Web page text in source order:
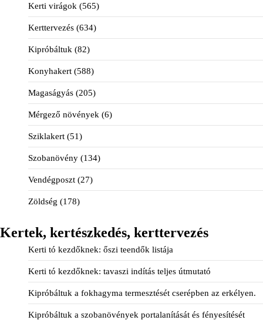
Kerti virágok (565)
Kerttervezés (634)
Kipróbáltuk (82)
Konyhakert (588)
Magaságyás (205)
Mérgező növények (6)
Sziklakert (51)
Szobanövény (134)
Vendégposzt (27)
Zöldség (178)
Kertek, kertészkedés, kerttervezés
Kerti tó kezdőknek: őszi teendők listája
Kerti tó kezdőknek: tavaszi indítás teljes útmutató
Kipróbáltuk a fokhagyma termesztését cserépben az erkélyen.
Kipróbáltuk a szobanövények portalanítását és fényesítését